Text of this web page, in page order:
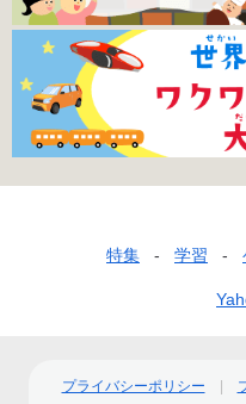
特集 学習
プライバシーポリシー